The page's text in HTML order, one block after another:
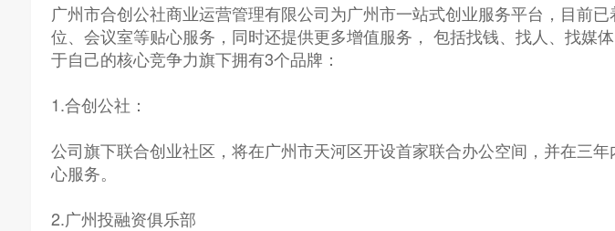
广州市合创公社商业运营管理有限公司为广州市一站式创业服务平台，目前
位、会议室等贴心服务，同时还提供更多增值服务， 包括找钱、找人、找媒
于自己的核心竞争力旗下拥有3个品牌：
1.合创公社：
公司旗下联合创业社区，将在广州市天河区开设首家联合办公空间，并在三
心服务。
2.广州投融资俱乐部